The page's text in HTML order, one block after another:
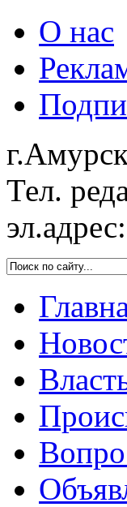
О нас
Тел.
эл.адрес: